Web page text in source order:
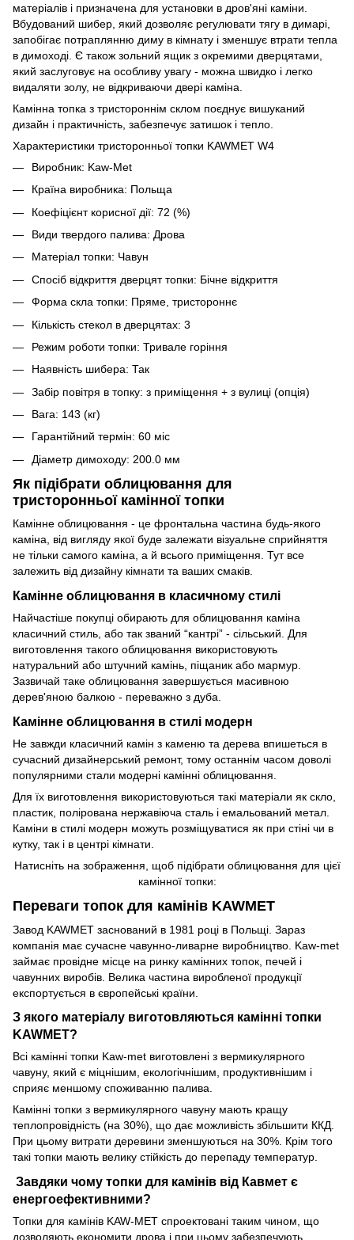
матеріалів і призначена для установки в дров'яні каміни.
Вбудований шибер, який дозволяє регулювати тягу в димарі,
запобігає потраплянню диму в кімнату і зменшує втрати тепла
в димоході. Є також зольний ящик з окремими дверцятами,
який заслуговує на особливу увагу - можна швидко і легко
видаляти золу, не відкриваючи двері каміна.
Камінна топка з тристороннім склом поєднує вишуканий
дизайн і практичність, забезпечує затишок і тепло.
Характеристики тристоронньої топки KAWMET W4
Виробник: Kaw-Met
Країна виробника: Польща
Коефіцієнт корисної дії: 72 (%)
Види твердого палива: Дрова
Матеріал топки: Чавун
Спосіб відкриття дверцят топки: Бічне відкриття
Форма скла топки: Пряме, тристороннє
Кількість стекол в дверцятах: 3
Режим роботи топки: Тривале горіння
Наявність шибера: Так
Забір повітря в топку: з приміщення + з вулиці (опція)
Вага: 143 (кг)
Гарантійний термін: 60 міс
Діаметр димоходу: 200.0 мм
Як підібрати облицювання для
тристоронньої камінної топки
Камінне облицювання - це фронтальна частина будь-якого
каміна, від вигляду якої буде залежати візуальне сприйняття
не тільки самого каміна, а й всього приміщення. Тут все
залежить від дизайну кімнати та ваших смаків.
Камінне облицювання в класичному стилі
Найчастіше покупці обирають для облицювання каміна
класичний стиль, або так званий “кантрі” - сільський. Для
виготовлення такого облицювання використовують
натуральний або штучний камінь, піщаник або мармур.
Зазвичай таке облицювання завершується масивною
дерев'яною балкою - переважно з дуба.
Камінне облицювання в стилі модерн
Не завжди класичний камін з каменю та дерева впишеться в
сучасний дизайнерський ремонт, тому останнім часом доволі
популярними стали модерні камінні облицювання.
Для їх виготовлення використовуються такі матеріали як скло,
пластик, полірована нержавіюча сталь і емальований метал.
Каміни в стилі модерн можуть розміщуватися як при стіні чи в
кутку, так і в центрі кімнати.
Натисніть на зображення, щоб підібрати облицювання для цієї
камінної топки:
Переваги топок для камінів KAWMET
Завод KAWMET заснований в 1981 році в Польщі. Зараз
компанія має сучасне чавунно-ливарне виробництво. Kaw-met
займає провідне місце на ринку камінних топок, печей і
чавунних виробів. Велика частина виробленої продукції
експортується в європейські країни.
З якого матеріалу виготовляються камінні топки
KAWMET?
Всі камінні топки Kaw-met виготовлені з вермикулярного
чавуну, який є міцнішим, екологічнішим, продуктивнішим і
сприяє меншому споживанню палива.
Камінні топки з вермикулярного чавуну мають кращу
теплопровідність (на 30%), що дає можливість збільшити ККД.
При цьому витрати деревини зменшуються на 30%. Крім того
такі топки мають велику стійкість до перепаду температур.
Завдяки чому топки для камінів від Кавмет є
енергоефективними?
Топки для камінів KAW-MET спроектовані таким чином, що
дозволяють економити дрова і при цьому забезпечують